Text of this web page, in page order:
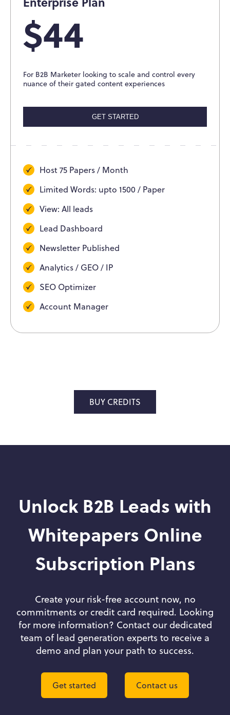
$44
For B2B Marketer looking to scale and control every
nuance of their gated content experiences
GET STARTED
Host 75 Papers / Month
Limited Words: upto 1500 / Paper
View: All leads
Lead Dashboard
Newsletter Published
Analytics / GEO / IP
SEO Optimizer
Account Manager
BUY CREDITS
Unlock B2B Leads with
Whitepapers Online
Subscription Plans
Create your risk-free account now, no
commitments or credit card required. Looking
for more information? Contact our dedicated
team of lead generation experts to receive a
demo and plan your path to success.
Get started Contact us